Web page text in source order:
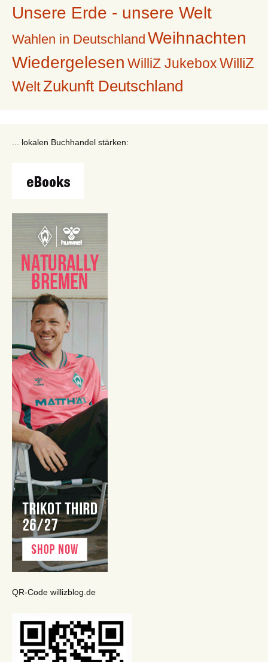
Unsere Erde - unsere Welt
Wahlen in Deutschland Weihnachten
Wiedergelesen WilliZ Jukebox WilliZ
WeltZukunft Deutschland
... lokalen Buchhandel stärken:
QR-Code willizblog.de